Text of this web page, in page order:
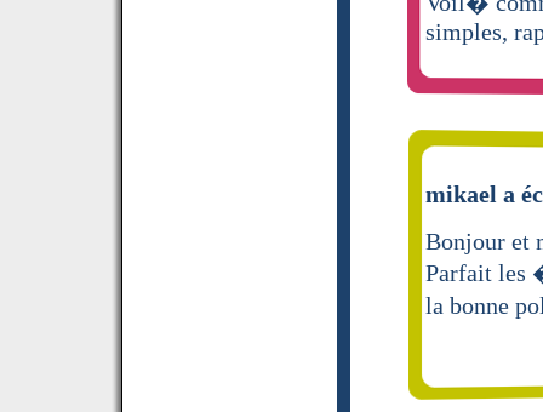
simples,
mikael a
Bonjour et
Parfait les
la bonne